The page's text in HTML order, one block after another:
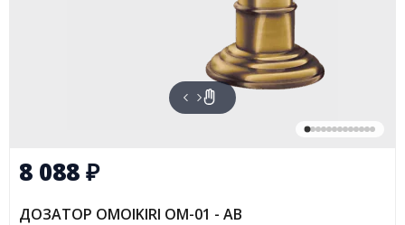
8 088₽
ДОЗАТОР OMOIKIRI OM-01 - AB